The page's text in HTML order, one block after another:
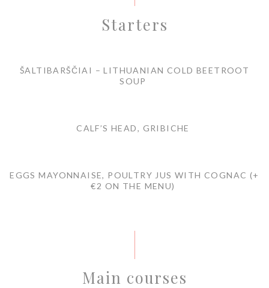
Starters
ŠALTIBARŠČIAI – LITHUANIAN COLD BEETROOT
SOUP
CALF’S HEAD, GRIBICHE
EGGS MAYONNAISE, POULTRY JUS WITH COGNAC (+
€2 ON THE MENU)
Main courses